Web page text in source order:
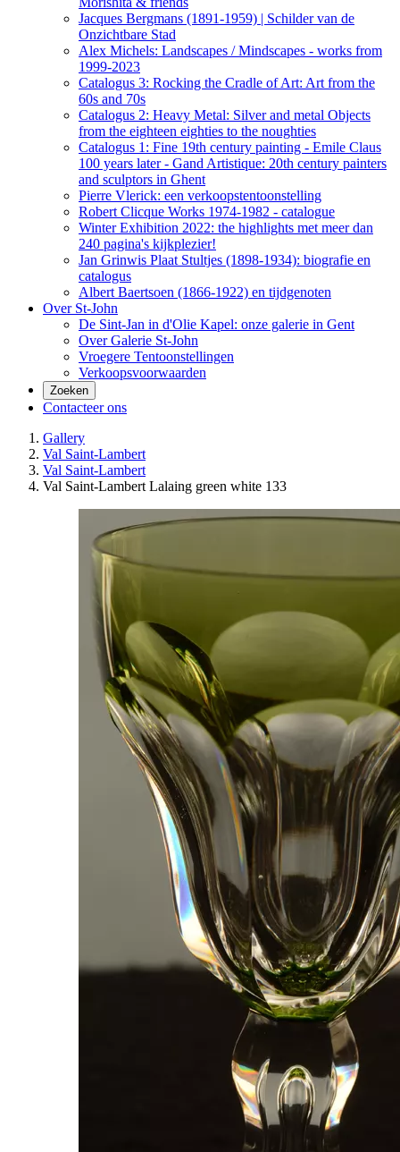
Jacques Bergmans (1891-1959) | Schilder van de
Onzichtbare Stad
Alex Michels: Landscapes / Mindscapes - works from
1999-2023
Catalogus 3: Rocking the Cradle of Art: Art from the
60s and 70s
Catalogus 2: Heavy Metal: Silver and metal Objects
from the eighteen eighties to the noughties
Catalogus 1: Fine 19th century painting - Emile Claus
100 years later - Gand Artistique: 20th century painters
and sculptors in Ghent
Pierre Vlerick: een verkoopstentoonstelling
Robert Clicque Works 1974-1982 - catalogue
Winter Exhibition 2022: the highlights met meer dan
240 pagina's kijkplezier!
Jan Grinwis Plaat Stultjes (1898-1934): biografie en
catalogus
Albert Baertsoen (1866-1922) en tijdgenoten
Over St-John
De Sint-Jan in d'Olie Kapel: onze galerie in Gent
Over Galerie St-John
Vroegere Tentoonstellingen
Verkoopsvoorwaarden
Zoeken
Contacteer ons
Gallery
Val Saint-Lambert
Val Saint-Lambert
Val Saint-Lambert Lalaing green white 133